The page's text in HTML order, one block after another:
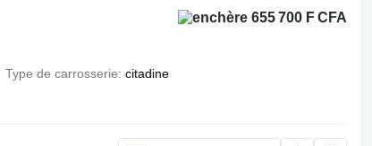
655 700 F CFA
Type de carrosserie citadine